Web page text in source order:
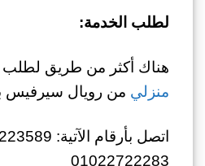
لطلب الخدمة:
هناك أكثر من طريق لطلب
منزلي من رويال سيرفيس
01022722283